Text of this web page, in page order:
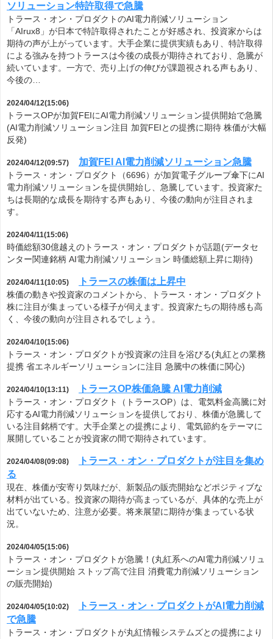
ソリューション特許取得で急騰
トラース・オン・プロダクトのAI電力削減ソリューション
「AIrux8」が日本で特許取得されたことが好感され、投資家からは
期待の声が上がっています。大手企業に提供実績もあり、特許取得
による強みを持つトラースは今後の成長が期待されており、急騰が
続いています。一方で、売り上げの伸びが課題視される声もあり、
今後の…
2024/04/12(15:06)
トラースOPが加賀FEIにAI電力削減ソリューション提供開始で急騰
(AI電力削減ソリューション注目 加賀FEIとの提携に期待 株価が大幅
反発)
2024/04/12(09:57) 加賀FEI AI電力削減ソリューション急騰
トラース・オン・プロダクト（6696）が加賀電子グループ傘下にAI
電力削減ソリューションを提供開始し、急騰しています。投資家た
ちは長期的な成長を期待する声もあり、今後の動向が注目されま
す。
2024/04/11(15:06)
時価総額30億越えのトラース・オン・プロダクトが話題(データセ
ンター関連銘柄 AI電力削減ソリューション 時価総額上昇に期待)
2024/04/11(10:05) トラースの株価は上昇中
株価の動きや投資家のコメントから、トラース・オン・プロダクト
株に注目が集まっている様子が伺えます。投資家たちの期待感も高
く、今後の動向が注目されるでしょう。
2024/04/10(15:06)
トラース・オン・プロダクトが投資家の注目を浴びる(丸紅との業務
提携 省エネルギーソリューションに注目 急騰中の株価に関心)
2024/04/10(13:11) トラースOP株価急騰 AI電力削減
トラース・オン・プロダクト（トラースOP）は、電気料金高騰に対
応するAI電力削減ソリューションを提供しており、株価が急騰して
いる注目銘柄です。大手企業との提携により、電気節約をテーマに
展開していることが投資家の間で期待されています。
2024/04/08(09:08)
トラース・オン・プロダクトが注目を集め
る
現在、株価が安寄り気味だが、新製品の販売開始などポジティブな
材料が出ている。投資家の期待が高まっているが、具体的な売上が
出ていないため、注意が必要。将来展望に期待が集まっている状
況。
2024/04/05(15:06)
トラース・オン・プロダクトが急騰！(丸紅系へのAI電力削減ソリュ
ーション提供開始 ストップ高で注目 消費電力削減ソリューション
の販売開始)
2024/04/05(10:02)
トラース・オン・プロダクトがAI電力削減
で急騰
トラース・オン・プロダクトが丸紅情報システムズとの提携により